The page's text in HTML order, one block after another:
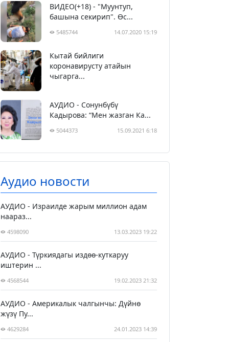
ВИДЕО(+18) - "Муунтуп,
башына секирип". Өс...
5485744 14.07.2020 15:19
Кытай бийлиги
коронавирусту атайын
чыгарга...
АУДИО - Сонунбүбү
Кадырова: “Мен жазган Ка...
5044373 15.09.2021 6:18
Аудио новости
АУДИО - Израилде жарым миллион адам
наараз...
4598090 13.03.2023 19:22
АУДИО - Түркиядагы издөө-куткаруу
иштерин ...
4568544 19.02.2023 21:32
АУДИО - Америкалык чалгынчы: Дүйнө
жүзү Пу...
4629284 24.01.2023 14:39